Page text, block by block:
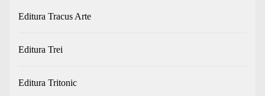
Editura Tracus Arte
Editura Trei
Editura Tritonic